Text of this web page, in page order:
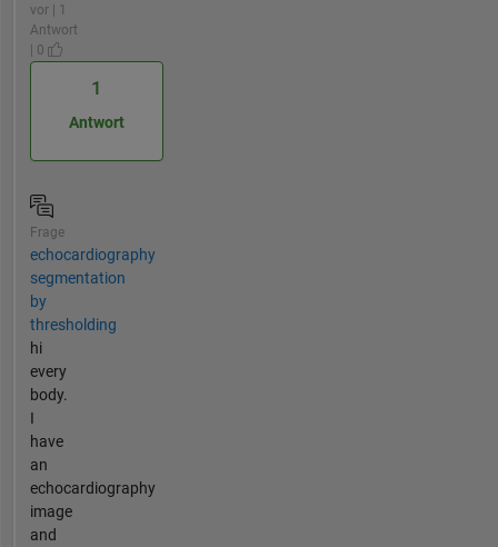
vor | 1
Antwort
| 0
1
Antwort
Frage
echocardiography
segmentation
by
thresholding
hi
every
body.
I
have
an
echocardiography
image
and